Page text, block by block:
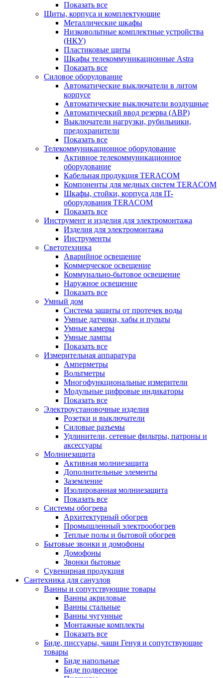
Показать все
Щиты, корпуса и комплектующие
Металлические шкафы
Низковольтные комплектные устройства
(НКУ)
Пластиковые щиты
Шкафы телекоммуникационные Astra
Показать все
Силовое оборудование
Автоматические выключатели в литом
корпусе
Автоматические выключатели воздушные
Автоматический ввод резерва (АВР)
Выключатели нагрузки, рубильники,
предохранители
Показать все
Телекоммуникационное оборудование
Активное телекоммуникационное
оборудование
Кабельная продукция TERACOM
Компоненты для медных систем TERACOM
Шкафы, стойки, корпуса для IT-
оборудования TERACOM
Показать все
Инструмент и изделия для электромонтажа
Изделия для электромонтажа
Инструменты
Светотехника
Аварийное освещение
Коммерческое освещение
Коммунально-бытовое освещение
Наружное освещение
Показать все
Умный дом
Система защиты от протечек воды
Умные датчики, хабы и пульты
Умные камеры
Умные лампы
Показать все
Измерительная аппаратура
Амперметры
Вольтметры
Многофункциональные измерители
Модульные цифровые индикаторы
Показать все
Электроустановочные изделия
Розетки и выключатели
Силовые разъемы
Удлинители, сетевые фильтры, патроны и
аксессуары
Молниезащита
Активная молниезащита
Дополнительные элементы
Заземление
Изолированная молниезащита
Показать все
Системы обогрева
Архитектурный обогрев
Промышленный электрообогрев
Теплые полы и бытовой обогрев
Бытовые звонки и домофоны
Домофоны
Звонки бытовые
Сувенирная продукция
Сантехника для санузлов
Ванны и сопутствующие товары
Ванны акриловые
Ванны стальные
Ванны чугунные
Монтажные комплекты
Показать все
Биде, писсуары, чаши Генуя и сопутствующие
товары
Биде напольные
Биде подвесное